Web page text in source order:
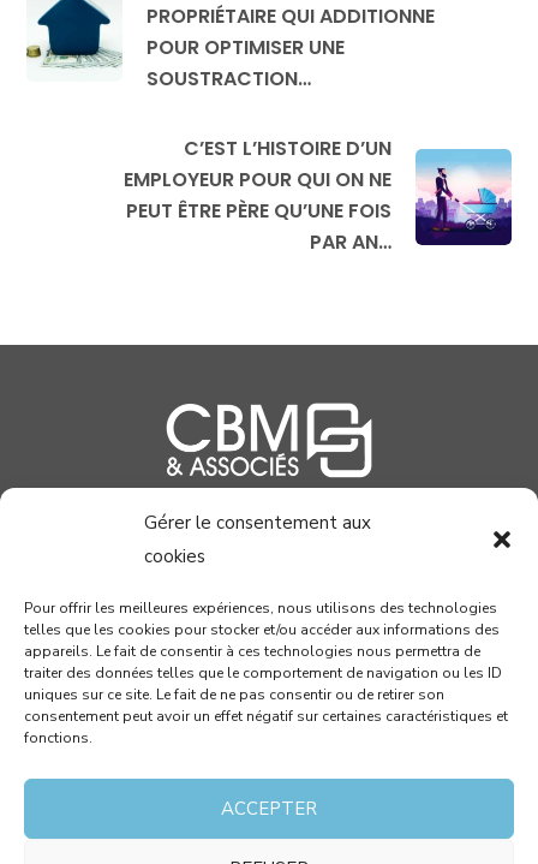
Gérer le consentement aux
cookies
Pour offrir les meilleures expériences, nous utilisons des technologies
telles que les cookies pour stocker et/ou accéder aux informations des
appareils. Le fait de consentir à ces technologies nous permettra de
traiter des données telles que le comportement de navigation ou les ID
uniques sur ce site. Le fait de ne pas consentir ou de retirer son
consentement peut avoir un effet négatif sur certaines caractéristiques et
fonctions.
ACCEPTER
PROPRIÉTAIRE QUI ADDITIONNE
POUR OPTIMISER UNE
SOUSTRACTION…
C’EST L’HISTOIRE D’UN
EMPLOYEUR POUR QUI ON NE
PEUT ÊTRE PÈRE QU’UNE FOIS
PAR AN…
04 99 58 37 40
78 allée John Napier
Atrium du Millénaire
34000 MONTPELLIER